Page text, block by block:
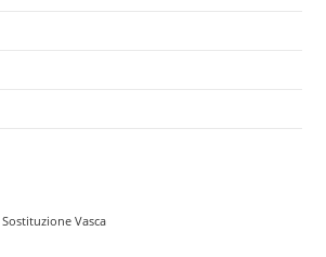
Sostituzione Vasca